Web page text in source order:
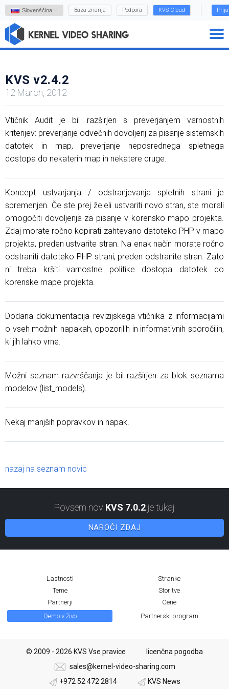
Slovenščina Baza znanja Podpora KVS Cloud
KVS v2.4.2
12 March, 2012
Vtičnik Audit je bil razširjen s preverjanjem varnostnih
kriterijev: preverjanje odvečnih dovoljenj za pisanje sistemskih
datotek in map, preverjanje neposrednega spletnega
dostopa do nekaterih map in nekatere druge.
Koncept ustvarjanja / odstranjevanja spletnih strani je
spremenjen. Če ste prej želeli ustvariti novo stran, ste morali
omogočiti dovoljenja za pisanje v korensko mapo projekta.
Zdaj morate ročno kopirati zahtevano datoteko PHP v mapo
projekta, preden ustvarite stran. Na enak način morate ročno
odstraniti datoteko PHP strani, preden odstranite stran. Zato
ni treba kršiti varnostne politike dostopa datotek do
korenske mape projekta.
Dodana dokumentacija revizijskega vtičnika z informacijami
o vseh možnih napakah, opozorilih in informativnih sporočilih,
ki jih lahko vrne.
Možni seznam razvrščanja je bil razširjen za blok seznama
modelov (list_models).
Nekaj ​​manjših popravkov in napak.
nazaj na seznam novic
Povsem nov KVS 7.0.2 je tukaj
NAROČI ZDAJ
Lastnosti
Stranke
Teme
Storitve
Partnerji
Cene
Demo v živo
Partnerski program
© 2009 - 2026 KVS Vse pravice
licenčna pogodba
sales@kernel-video-sharing.com
+972 52 472 2814
KVS News